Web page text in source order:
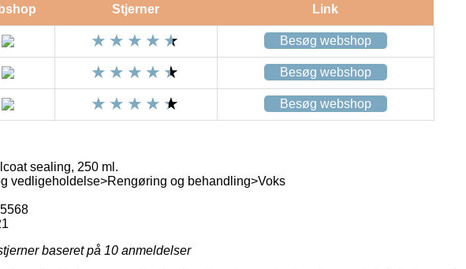
Stjerner Link
Besøg webshop
Besøg webshop
Besøg webshop
sealing, 250 ml.
vedligeholdelse>Rengøring og behandling>Voks
baseret på 10 anmeldelser